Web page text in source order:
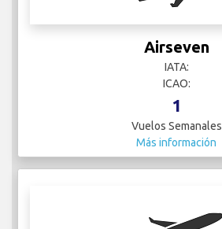
Airseven
IATA:
ICAO:
1
Vuelos Semanales
Más información